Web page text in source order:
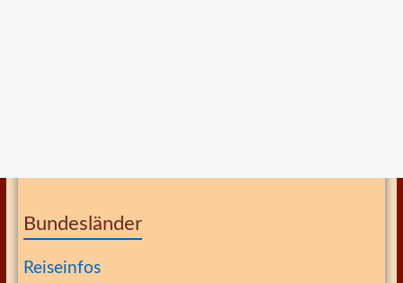
Bundesländer
Reiseinfos